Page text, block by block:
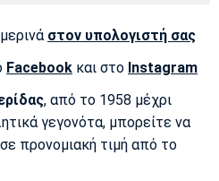
Γιουβέντους
Μίλαν Μπάγερν
στον υπολογιστή σας
Facebook και στο Instagram
, από το 1958 μέχρι
γεγονότα, μπορείτε να
προνομιακή τιμή από το